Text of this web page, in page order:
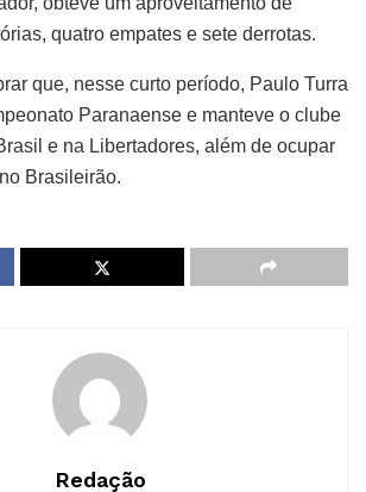
quatro empates e sete derrotas.
que, nesse curto período, Paulo Turra
Paranaense e manteve o clube
e na Libertadores, além de ocupar
Brasileirão.
Redação